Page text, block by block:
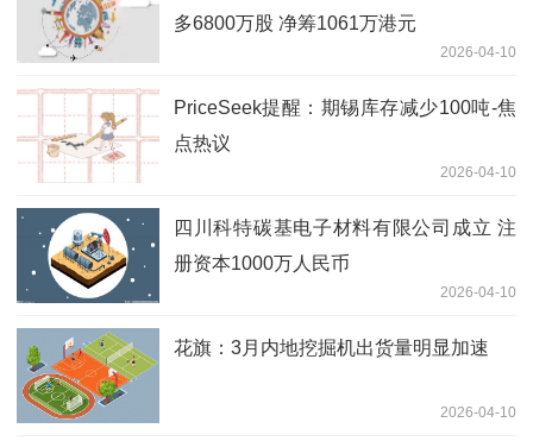
多6800万股 净筹1061万港元
2026-04-10
PriceSeek提醒：期锡库存减少100吨-焦
点热议
2026-04-10
四川科特碳基电子材料有限公司成立 注
册资本1000万人民币
2026-04-10
花旗：3月内地挖掘机出货量明显加速
2026-04-10